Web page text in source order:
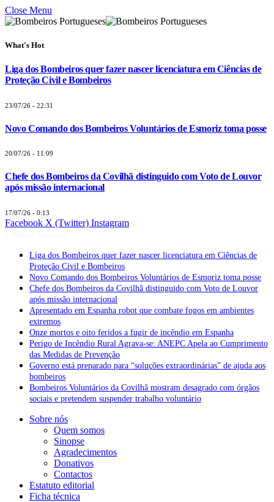
Close Menu
What's Hot
Liga dos Bombeiros quer fazer nascer licenciatura em Ciências de
Proteção Civil e Bombeiros
23/07/26 - 22:31
Novo Comando dos Bombeiros Voluntários de Esmoriz toma posse
20/07/26 - 11:09
Chefe dos Bombeiros da Covilhã distinguido com Voto de Louvor
após missão internacional
17/07/26 - 0:13
Facebook X (Twitter) Instagram
Liga dos Bombeiros quer fazer nascer licenciatura em Ciências de
Proteção Civil e Bombeiros
Novo Comando dos Bombeiros Voluntários de Esmoriz toma posse
Chefe dos Bombeiros da Covilhã distinguido com Voto de Louvor
após missão internacional
Apresentado em Espanha robot que combate fogos em ambientes
extremos
Onze mortos e oito feridos a fugir de incêndio em Espanha
Perigo de Incêndio Rural Agrava-se: ANEPC Apela ao Cumprimento
das Medidas de Prevenção
Governo está preparado para “soluções extraordinárias” de ajuda aos
bombeiros
Bombeiros Voluntários da Covilhã mostram desagrado com órgãos
sociais e pretendem suspender trabalho voluntário
Sobre nós
Quem somos
Sinopse
Agradecimentos
Donativos
Contactos
Estatuto editorial
Ficha técnica